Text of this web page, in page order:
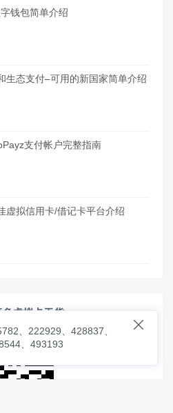
钱包简单介绍
生态支付–可用的新国家简单介绍
支付帐户完整指南
虚拟信用卡/借记卡平台介绍
虚拟卡干货

、222929、428837、
、493193